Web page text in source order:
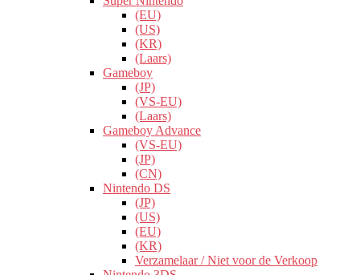
(EU)
(US)
(KR)
(Laars)
Gameboy
(JP)
(VS-EU)
(Laars)
Gameboy Advance
(VS-EU)
(JP)
(CN)
Nintendo DS
(JP)
(US)
(EU)
(KR)
Verzamelaar / Niet voor de Verkoop